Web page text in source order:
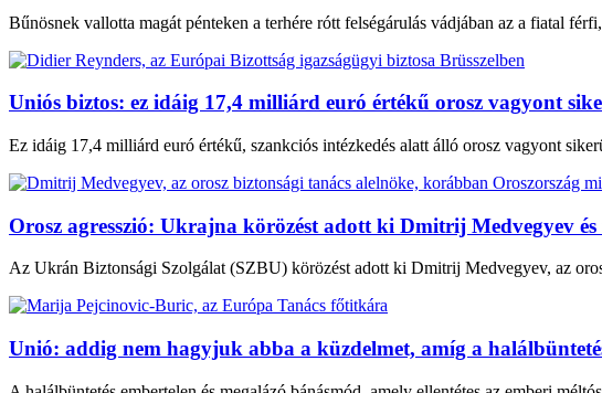
Bűnösnek vallotta magát pénteken a terhére rótt felségárulás vádjában az a fiatal
Uniós biztos: ez idáig 17,4 milliárd euró értékű orosz vagyont
Ez idáig 17,4 milliárd euró értékű, szankciós intézkedés alatt álló orosz vagyont
Orosz agresszió: Ukrajna körözést adott ki Dmitrij Medvegyev
Az Ukrán Biztonsági Szolgálat (SZBU) körözést adott ki Dmitrij Medvegyev, az
Unió: addig nem hagyjuk abba a küzdelmet, amíg a